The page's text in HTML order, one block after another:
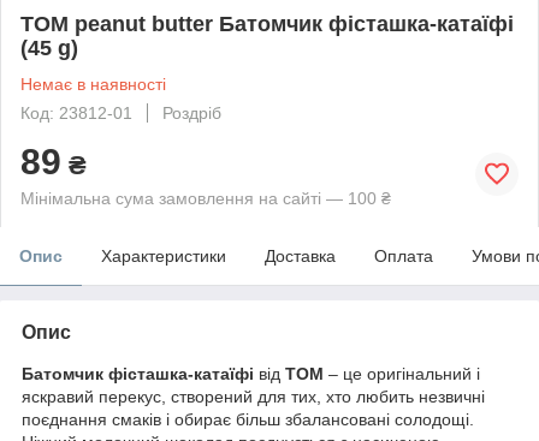
TOM peanut butter Батомчик фісташка-катаїфі
(45 g)
Немає в наявності
Код: 23812-01
Роздріб
89 ₴
Мінімальна сума замовлення на сайті — 100 ₴
Опис Характеристики Доставка Оплата Умови
Опис
Батомчик фісташка-катаїфі від TOM – це оригінальний і
яскравий перекус, створений для тих, хто любить незвичні
поєднання смаків і обирає більш збалансовані солодощі.